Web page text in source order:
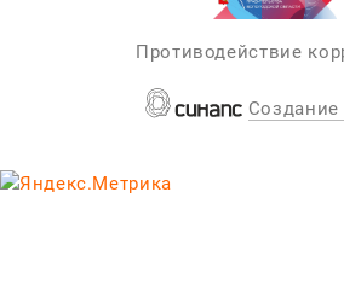
Противодействие
Создание